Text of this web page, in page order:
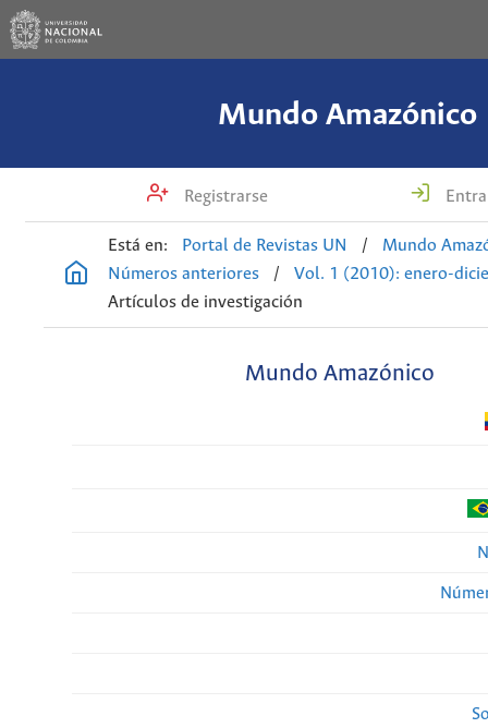
Mundo Amazónico
Registrarse
Está en: Portal de Revistas UN /
Mundo
Números anteriores
/
Vol. 1 (2010): enero-
Artículos de investigación
Mundo Amazónico